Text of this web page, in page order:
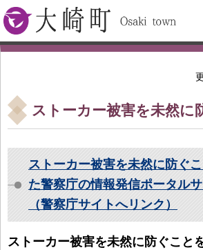
大崎町
ストーカー被害を未然に
ストーカー被害を未然に防ぐ
た警察庁の情報発信ポータルサ
（警察庁サイトへリンク）
ストーカー被害を未然に防ぐこと